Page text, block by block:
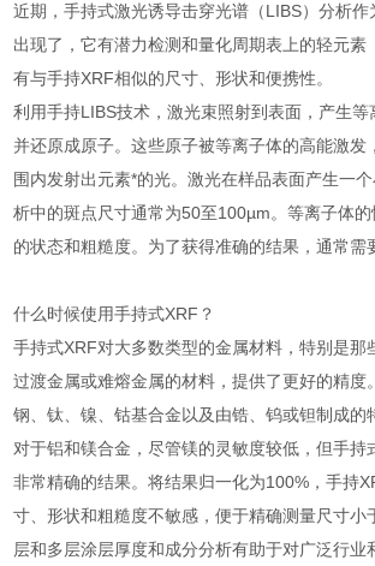
近期，手持式激光诱导击穿光谱（LIBS）分析
出现了，它有潜力检测和量化周期表上的轻元素
有与手持XRF相似的尺寸、形状和便携性。
利用手持LIBS技术，激光束照射到表面，产生
并还原成原子。这些原子被等离子体的高能激发
围内发射出元素*的光。激光在样品表面产生一
析中的斑点尺寸通常为50至100µm。等离子体
的状态和粗糙度。为了获得准确的结果，通常需
什么时候使用手持式XRF？
手持式XRF对大多数类型的金属材料，特别是那
过渡金属或难熔金属的材料，提供了更好的精度
钢、钛、镍、钴基合金以及由锆、钨或钽制成的
对于铝和镁合金，尽管镁的灵敏度较低，但手持
非常精确的结果。将结果归一化为100%，手持
寸、形状和粗糙度不敏感，便于精确测量尺寸小
层和多层涂层厚度和成分分析有助于对广泛行业